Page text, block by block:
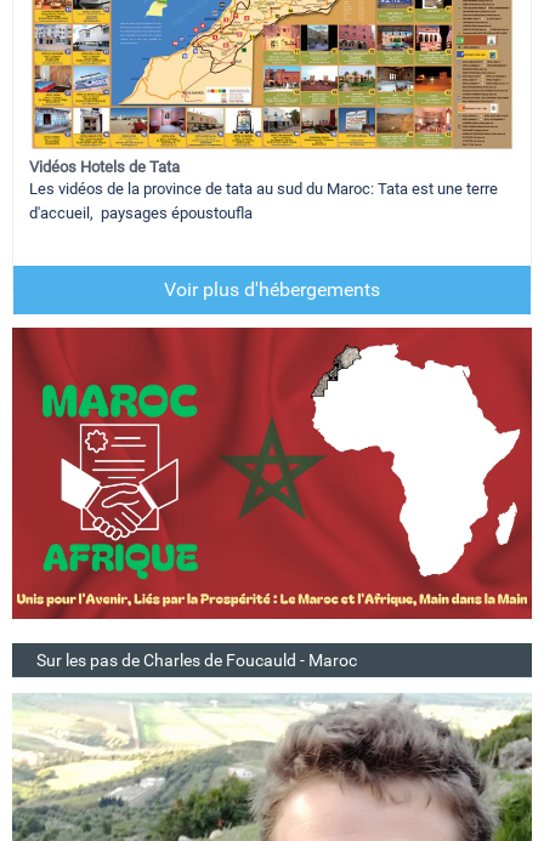
Vidéos Hotels de Tata
Les vidéos de la province de tata au sud du Maroc: Tata est une terre
d'accueil, paysages époustoufla
Voir plus d'hébergements
Sur les pas de Charles de Foucauld - Maroc